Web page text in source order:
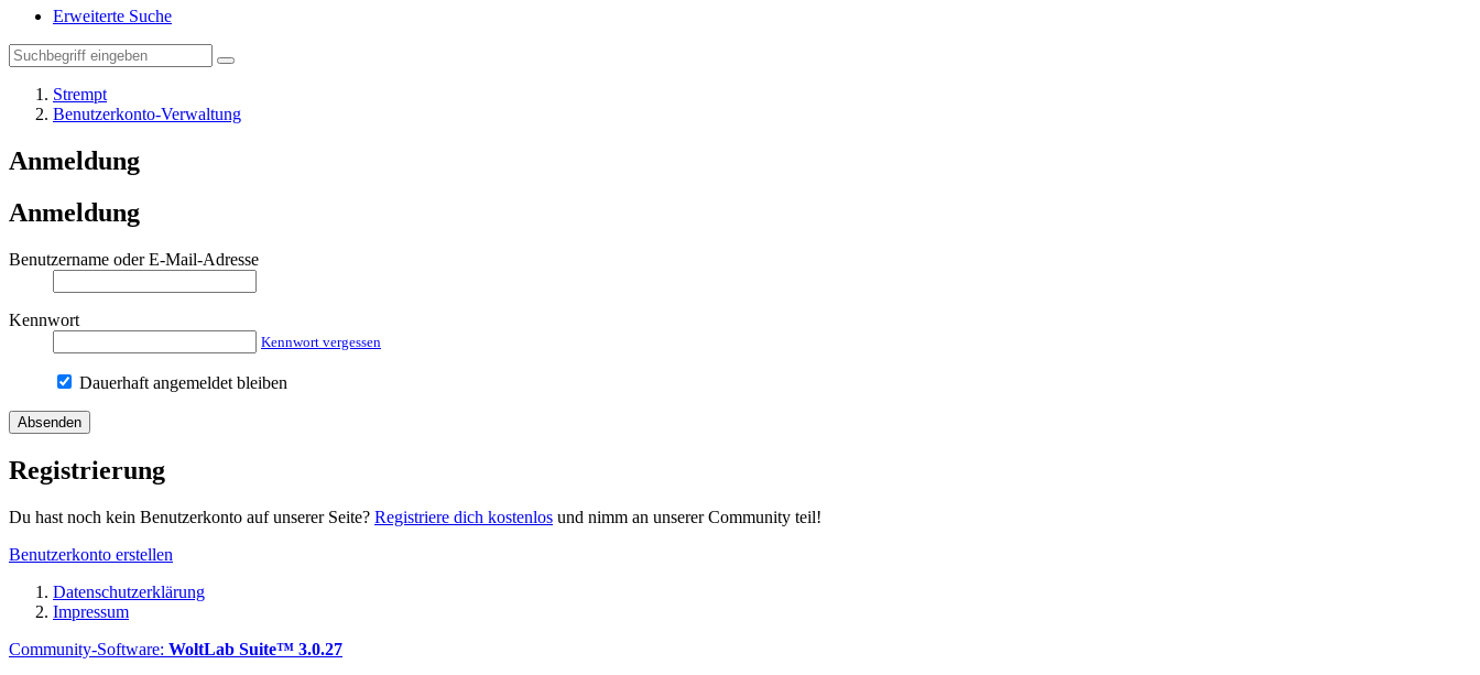
Erweiterte Suche
Strempt
Benutzerkonto-Verwaltung
Anmeldung
Anmeldung
Benutzername oder E-Mail-Adresse
Kennwort
Kennwort vergessen
Dauerhaft angemeldet bleiben
Registrierung
Du hast noch kein Benutzerkonto auf unserer Seite? Registriere dich kostenlos und nimm an unserer Community teil!
Benutzerkonto erstellen
Datenschutzerklärung
Impressum
Community-Software: WoltLab Suite™ 3.0.27